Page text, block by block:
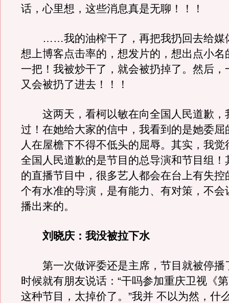
话，心里想，这些消息真是无聊！！！
……我的油榨干了，再把我扔回去给媒
想上博客点击率的，想发片的，想出点小名
一把！我被炒干了，就会被扔掉了。然后，
又会被扔了进去！！！
这两天，看柯以敏在向全国人民道歉，
过！在她给大家的信中，我看到的是她委屈
人在屋檐下不得不低头的屈辱。其实，我觉
全国人民道歉的是节目的总导演和节目组！
的直播节目中，很多艺人都会在台上有失控
个有水准的导演，是有能力、有对策，不会
播出来的。
刘晓庆：我没被拉下水
第一次做评委还是主席，节目就被停播
时候就有朋友说话：“干吗参加重庆卫视《
这种节目，太掉价了。”我并 不以为然，什